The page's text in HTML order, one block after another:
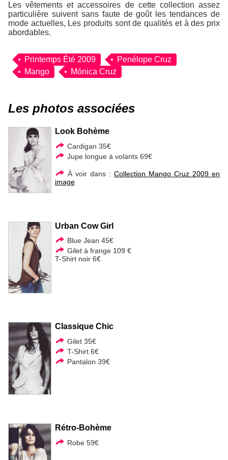
Les vêtements et accessoires de cette collection assez
particulière suivent sans faute de goût les tendances de
mode actuelles, Les produits sont de qualités et à des prix
abordables.
Printemps Été 2009
Penélope Cruz
Mango
Mónica Cruz
Les photos associées
Look Bohème
Cardigan 35€
Jupe longue à volants 69€
À voir dans :Collection Mango Cruz 2009 en
image
Urban Cow Girl
Blue Jean 45€
Gilet à frange 109 €
T-Shirt noir 6€
Classique Chic
Gilet 35€
T-Shirt 6€
Pantalon 39€
Rétro-Bohème
Robe 59€